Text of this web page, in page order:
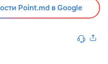
Point.md в Google